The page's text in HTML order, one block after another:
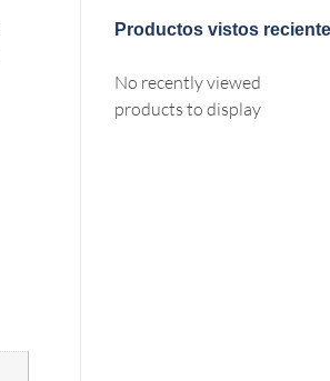
Productos vistos
No recently viewed
products to display